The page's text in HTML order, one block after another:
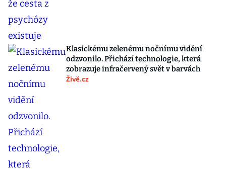
Klasickému zelenému nočnímu vidění
odzvonilo. Přichází technologie, která
zobrazuje infračervený svět v barvách
Živě.cz